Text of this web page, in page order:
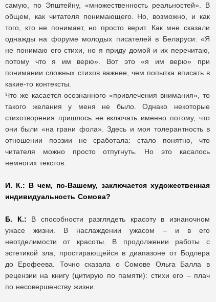
самую, по Эпштейну, «множественность реальностей». В
общем, как читателя понимающего. Но, возможно, и как
того, кто не понимает, но просто верит. Как мне сказали
однажды на форуме молодых писателей в Беларуси: «Я
не понимаю его стихи, но я приду домой и их перечитаю,
потому что я им верю». Вот это «я им верю» при
понимании сложных стихов важнее, чем попытка вписать в
какие-то контексты.
Что же касается осознанного «привлечения внимания», то
такого желания у меня не было. Однако некоторые
стихотворения пришлось не включать именно потому, что
они были «на грани фола». Здесь и моя толерантность в
отношении поэзии не сработала: стало понятно, что
читателя можно просто отпугнуть. Но это касалось
немногих текстов.
И. К.: В чем, по-Вашему, заключается художественная
индивидуальность Сомова?
Б. К.: В способности разглядеть красоту в изнаночном
ужасе жизни. В наслаждении ужасом – и в его
неотделимости от красоты. В продолжении работы с
эстетикой зла, простирающейся в диапазоне от Бодлера
до Ерофеева. Точно сказала о Сомове Ольга Балла в
рецензии на книгу (цитирую по памяти): стихи его – плач
по несовершенству жизни.